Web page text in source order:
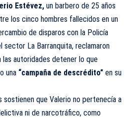
Estévez, un barbero de 25 años
los cinco hombres fallecidos en un
de disparos con la Policía
sector La Barranquita, reclamaron
las autoridades detener lo que
una “campaña de descrédito” en su
sostienen que Valerio no pertenecía a
ni de narcotráfico, como